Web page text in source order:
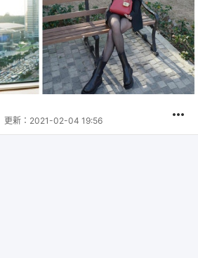
更新： 2021-02-04 19:56